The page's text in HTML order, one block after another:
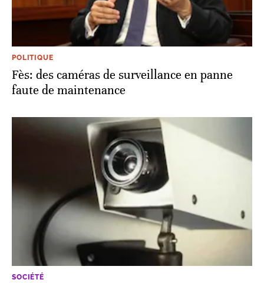
POLITIQUE
Fès: des caméras de surveillance en panne
faute de maintenance
SOCIÉTÉ